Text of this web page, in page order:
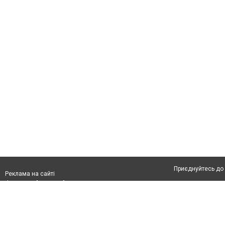
Реклама на сайті
Приєднуйтесь до